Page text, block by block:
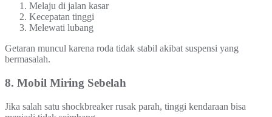
Melaju di jalan kasar
Kecepatan tinggi
Melewati lubang
Getaran muncul karena roda tidak stabil akibat suspensi yang
bermasalah.
8. Mobil Miring Sebelah
Jika salah satu shockbreaker rusak parah, tinggi kendaraan bisa